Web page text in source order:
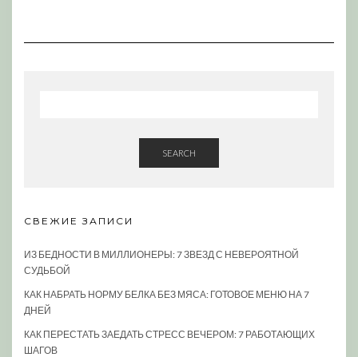
SEARCH
СВЕЖИЕ ЗАПИСИ
ИЗ БЕДНОСТИ В МИЛЛИОНЕРЫ: 7 ЗВЕЗД С НЕВЕРОЯТНОЙ
СУДЬБОЙ
КАК НАБРАТЬ НОРМУ БЕЛКА БЕЗ МЯСА: ГОТОВОЕ МЕНЮ НА 7
ДНЕЙ
КАК ПЕРЕСТАТЬ ЗАЕДАТЬ СТРЕСС ВЕЧЕРОМ: 7 РАБОТАЮЩИХ
ШАГОВ